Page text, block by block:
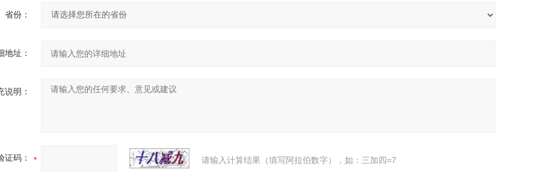
省份：
地址：
说明：
证码： 请输入计算结果（填写阿拉伯数字），如：三加四=7